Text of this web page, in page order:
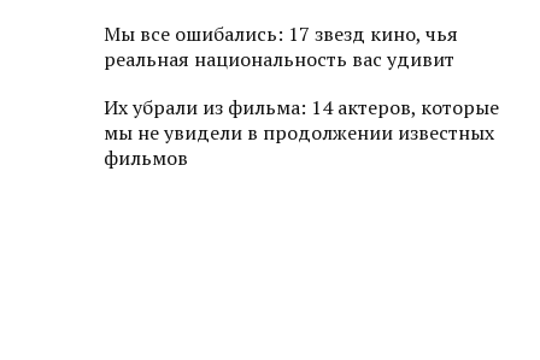
Мы все ошибались: 17 звезд кино, чья
реальная национальность вас удивит
Их убрали из фильма: 14 актеров, которые
мы не увидели в продолжении известных
фильмов